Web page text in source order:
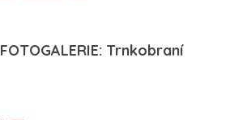
FOTOGALERIE: Trnkobraní